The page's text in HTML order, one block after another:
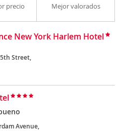
precio Mejor valorados
New York Harlem Hotel
Street,
Avenue,